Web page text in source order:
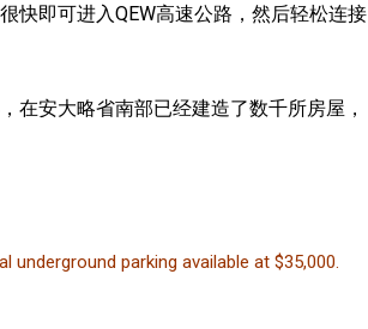
快即可进入QEW高速公路，然后轻松连接
安大略省南部已经建造了数千所房屋，
underground parking available at $35,000.